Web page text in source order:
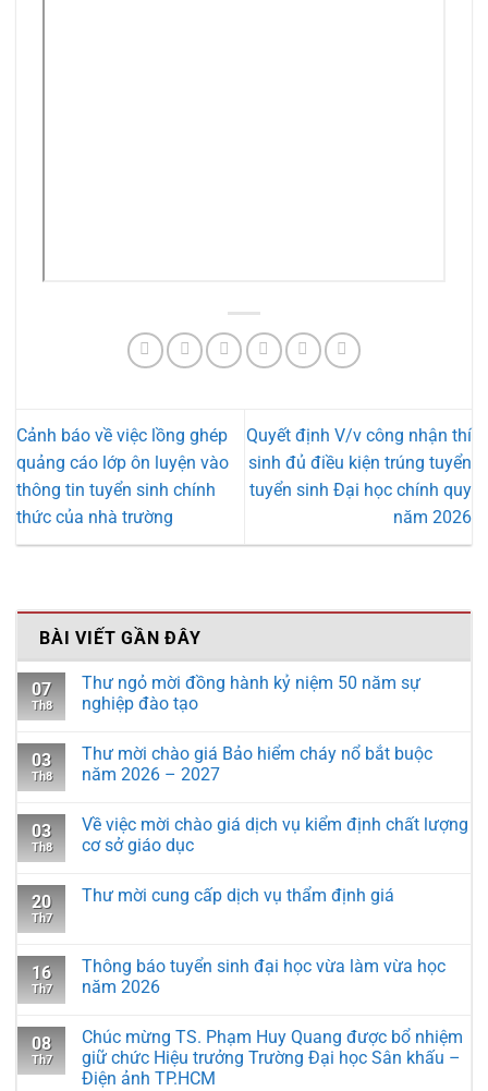
Cảnh báo về việc lồng ghép
quảng cáo lớp ôn luyện vào
thông tin tuyển sinh chính
thức của nhà trường
Quyết định V/v công nhận thí
sinh đủ điều kiện trúng tuyển
tuyển sinh Đại học chính quy
năm 2026
BÀI VIẾT GẦN ĐÂY
07
Th8
Thư ngỏ mời đồng hành kỷ niệm 50 năm sự
nghiệp đào tạo
03
Th8
Thư mời chào giá Bảo hiểm cháy nổ bắt buộc
năm 2026 – 2027
03
Th8
Về việc mời chào giá dịch vụ kiểm định chất lượng
cơ sở giáo dục
20
Th7
Thư mời cung cấp dịch vụ thẩm định giá
16
Th7
Thông báo tuyển sinh đại học vừa làm vừa học
năm 2026
08
Th7
Chúc mừng TS. Phạm Huy Quang được bổ nhiệm
giữ chức Hiệu trưởng Trường Đại học Sân khấu –
Điện ảnh TP.HCM